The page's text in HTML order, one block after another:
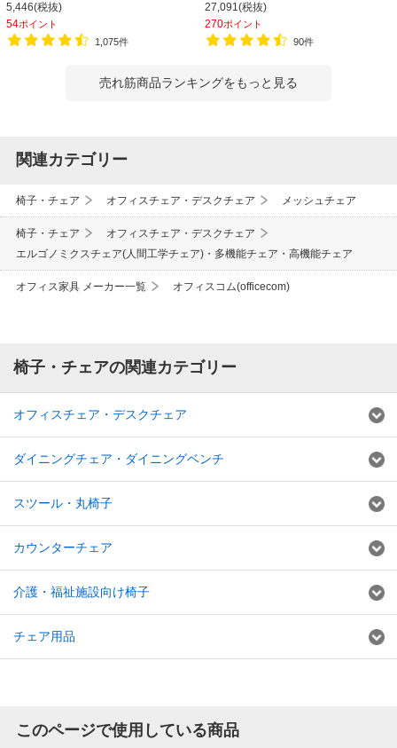
さ835-930mm
5,446(税抜)
54ポイント
1,075件
大人数 重ねる 会議用椅子 会議用チェ
ア
27,091(税抜)
270ポイント
90件
売れ筋商品ランキングをもっと見る
関連カテゴリー
椅子・チェア オフィスチェア・デスクチェア メッシュチェア
椅子・チェア
オフィスチェア・デスクチェア
エルゴノミクスチェア(人間工学チェア)・多機能チェア・高機能チェア
オフィス家具 メーカー一覧 オフィスコム(officecom)
椅子・チェアの関連カテゴリー
オフィスチェア・デスクチェア
ダイニングチェア・ダイニングベンチ
スツール・丸椅子
カウンターチェア
介護・福祉施設向け椅子
チェア用品
このページで使用している商品